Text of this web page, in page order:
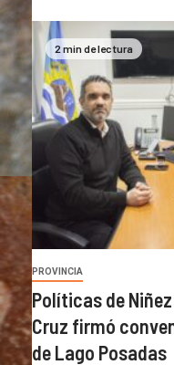
2 min de lectura
PROVINCIA
Políticas de
Cruz firmó
de Lago Posadas